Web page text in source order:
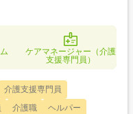
ケアマネージャー（介護
支援専門員）
介護支援専門員
介護職
ヘルパー